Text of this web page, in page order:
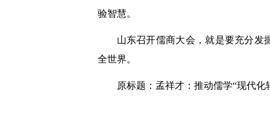
验智慧。
山东召开儒商大会，就是要充分发
全世界。
原标题：孟祥才：推动儒学“现代化